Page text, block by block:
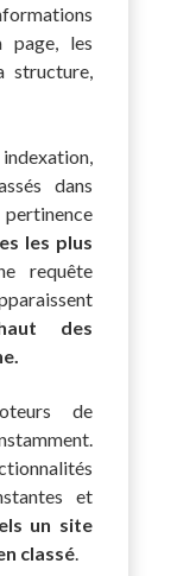
page, les
structure,
dans
les plus
requête
des
de
et
un site
classé.